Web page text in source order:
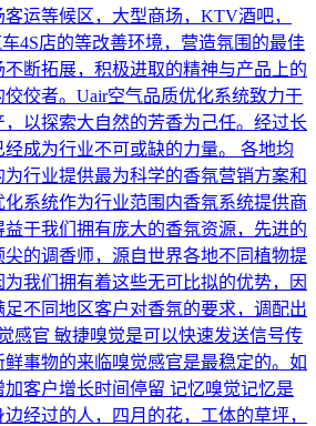
运等候区，大型商场，KTV酒吧，
4S店的等改善环境，营造氛围的最佳
断拓展，积极进取的精神与产品上的
佼者。Uair空气品质优化系统致力于
以探索大自然的芳香为己任。经过长
成为行业不可或缺的力量。 各地均
行业提供最为科学的香氛营销方案和
系统作为行业范围内香氛系统提供商
于我们拥有庞大的香氛资源，先进的
的调香师，源自世界各地不同植物提
我们拥有着这些无可比拟的优势，因
不同地区客户对香氛的要求，调配出
感官 敏捷嗅觉是可以快速发送信号传
事物的来临嗅觉感官是最稳定的。如
客户增长时间停留 记忆嗅觉记忆是
经过的人，四月的花，工体的草坪，